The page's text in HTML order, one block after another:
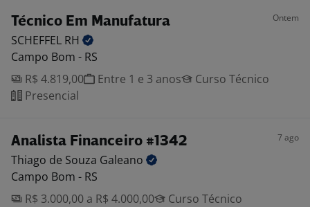
Técnico Em Manufatura Ontem
SCHEFFEL RH
Campo Bom - RS
R$ 4.819,00
Entre 1 e 3 anos
Curso Técnico
Presencial
Analista Financeiro #1342 7 ago
Thiago de Souza Galeano
Campo Bom - RS
R$ 3.000,00 a R$ 4.000,00
Curso Técnico